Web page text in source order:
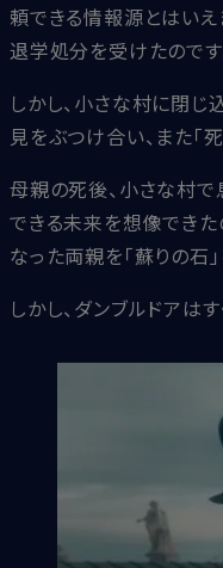
頼できる情報源とはいえ
退学処分を受けたのです
しかし、小さな村に閉
見をぶつけ合い、また「
母親の死後、小さな村で
できる未来を想像できた
なった両親を「蘇りの石
しかし、ダンブルドアは